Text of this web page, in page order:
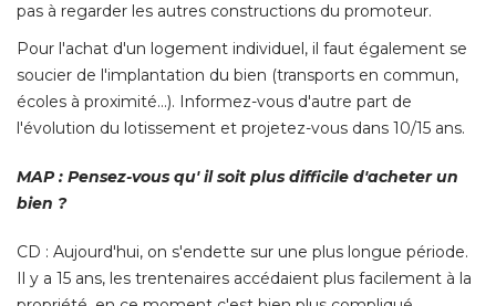
pas à regarder les autres constructions du promoteur.
Pour l'achat d'un logement individuel, il faut également se
soucier de l'implantation du bien (transports en commun,
écoles à proximité…). Informez-vous d'autre part de
l'évolution du lotissement et projetez-vous dans 10/15 ans.
MAP : Pensez-vous qu' il soit plus difficile d'acheter un
bien ?
CD : Aujourd'hui, on s'endette sur une plus longue période.
Il y a 15 ans, les trentenaires accédaient plus facilement à la